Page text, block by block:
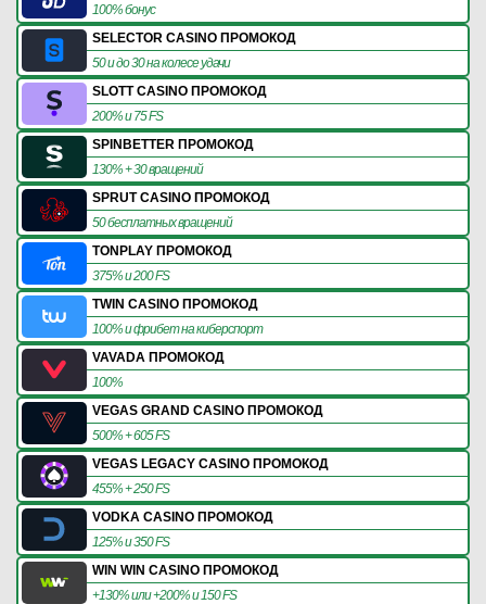
100% бонус
SELECTOR CASINO ПРОМОКОД
50 и до 30 на колесе удачи
SLOTT CASINO ПРОМОКОД
200% и 75 FS
SPINBETTER ПРОМОКОД
130% + 30 вращений
SPRUT CASINO ПРОМОКОД
50 бесплатных вращений
TONPLAY ПРОМОКОД
375% и 200 FS
TWIN CASINO ПРОМОКОД
100% и фрибет на киберспорт
VAVADA ПРОМОКОД
100%
VEGAS GRAND CASINO ПРОМОКОД
500% + 605 FS
VEGAS LEGACY CASINO ПРОМОКОД
455% + 250 FS
VODKA CASINO ПРОМОКОД
125% и 350 FS
WIN WIN CASINO ПРОМОКОД
+130% или +200% и 150 FS